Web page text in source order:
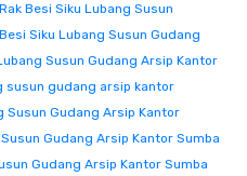
Rak Besi Siku Lubang Susun
Siku Lubang Susun Gudang
Susun Gudang Arsip Kantor
susun gudang arsip kantor
Susun Gudang Arsip Kantor
Gudang Arsip Kantor Sumba
Gudang Arsip Kantor Sumba